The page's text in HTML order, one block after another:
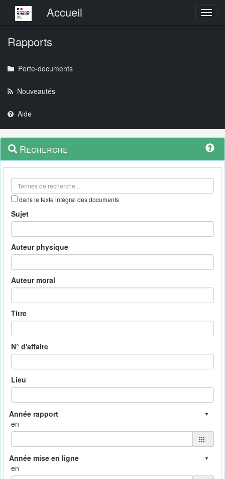
Menu principalAccueil
Rapports
Porte-documents
Nouveautés
Aide
Navigation
outils
Menu
contextuel
Recherche
dans le texte intégral des documents
Sujet
Auteur physique
Auteur moral
Titre
N° d'affaire
Lieu
en
en